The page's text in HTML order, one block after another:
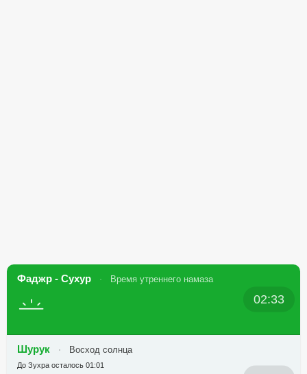
Фаджр - Сухур Время утреннего намаза
02:33
Шурук Восход солнца
До Зухра осталось 01:01